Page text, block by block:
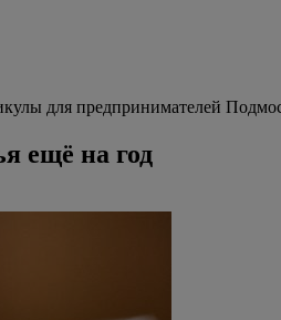
для предпринимателей
ещё на год